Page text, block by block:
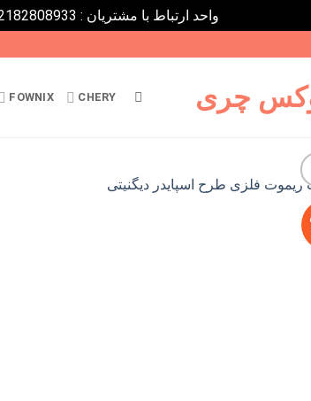
واحد ارتباط با مشتریان : 02182808933 ---- ارتباط در پیامرسان های داخلی ایتا، روبیکا و بله : 09031116395
CHERY
FOWNIX